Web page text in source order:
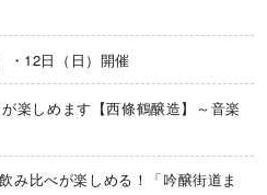
・12日（日）開催
楽しめます【西條鶴醸造】～音楽
み比べが楽しめる！「吟醸街道ま